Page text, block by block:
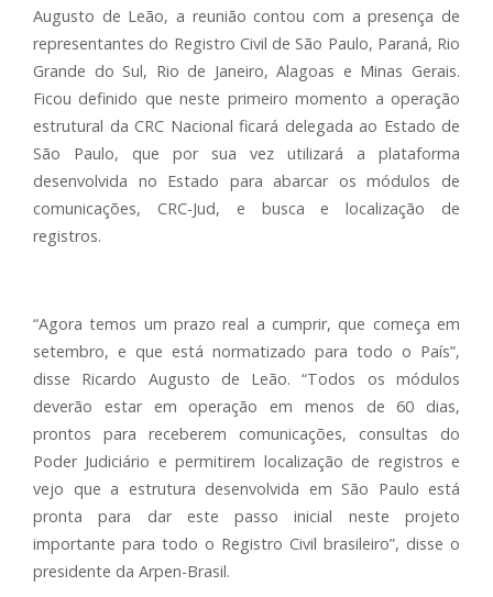
Augusto de Leão, a reunião contou com a presença de
representantes do Registro Civil de São Paulo, Paraná, Rio
Grande do Sul, Rio de Janeiro, Alagoas e Minas Gerais.
Ficou definido que neste primeiro momento a operação
estrutural da CRC Nacional ficará delegada ao Estado de
São Paulo, que por sua vez utilizará a plataforma
desenvolvida no Estado para abarcar os módulos de
comunicações, CRC-Jud, e busca e localização de
registros.
“Agora temos um prazo real a cumprir, que começa em
setembro, e que está normatizado para todo o País”,
disse Ricardo Augusto de Leão. “Todos os módulos
deverão estar em operação em menos de 60 dias,
prontos para receberem comunicações, consultas do
Poder Judiciário e permitirem localização de registros e
vejo que a estrutura desenvolvida em São Paulo está
pronta para dar este passo inicial neste projeto
importante para todo o Registro Civil brasileiro”, disse o
presidente da Arpen-Brasil.